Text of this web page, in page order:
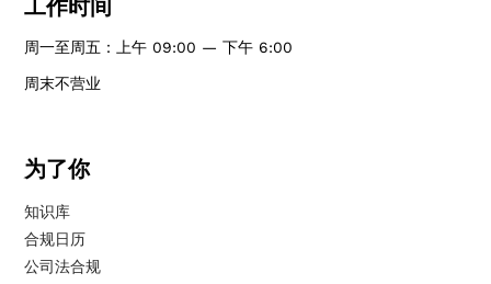
工作时间
周一至周五：上午 09:00 — 下午 6:00
周末不营业
为了你
知识库
合规日历
公司法合规